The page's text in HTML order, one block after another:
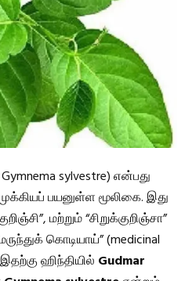
sylvestre) என்பது
பயனுள்ள மூலிகை. இது
மற்றும் “சிறுக்குறிஞ்சா”
கொடியாய்” (medicinal
ஹிந்தியில் Gudmar